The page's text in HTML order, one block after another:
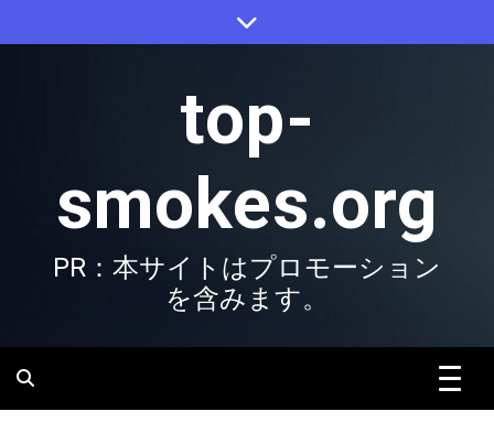
to
top-
smokes.org
PR：本サイトはプロモーション
を含みます。